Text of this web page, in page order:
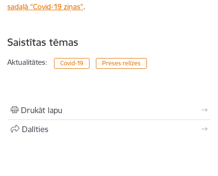
sadaļā “Covid-19 ziņas”.
Saistītas tēmas
Aktualitātes: Covid-19 Preses relīzes
Drukāt lapu
Dalīties